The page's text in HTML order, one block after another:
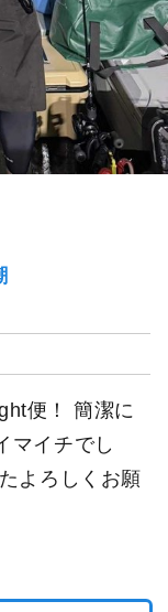
便！ 簡潔に
マイチでし
よろしくお願